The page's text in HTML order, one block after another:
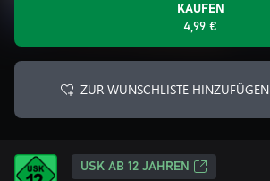
KAUFEN
4,99 €
ZUR WUNSCHLISTE HINZUFÜGEN
USK AB 12 JAHREN